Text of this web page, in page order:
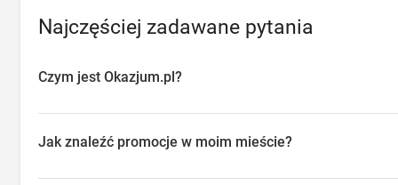
Najczęściej zadawane pytania
Czym jest Okazjum.pl?
przeglądać aktualne promocje w sklepach w Twojej okolicy,
Jak znaleźć promocje w moim mieście?